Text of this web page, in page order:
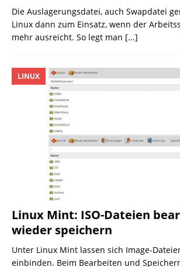
Die Auslagerungsdatei, auch Swapdatei
Linux dann zum Einsatz, wenn der
mehr ausreicht. So legt man [...]
Linux Mint: ISO-Dateien
wieder speichern
LINUX
Unter Linux Mint lassen sich Image-
einbinden. Beim Bearbeiten und